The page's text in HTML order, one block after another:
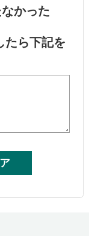
かった
たら下記を